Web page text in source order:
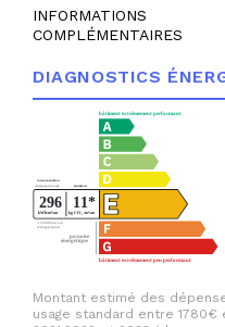
INFORMATIONS
COMPLÉMENTAIRES
DIAGNOSTICS
Montant estimé des
usage standard entre 1780€